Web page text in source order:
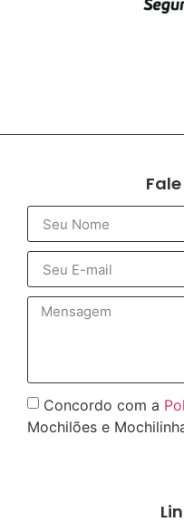
Concordo com a
Mochilões e